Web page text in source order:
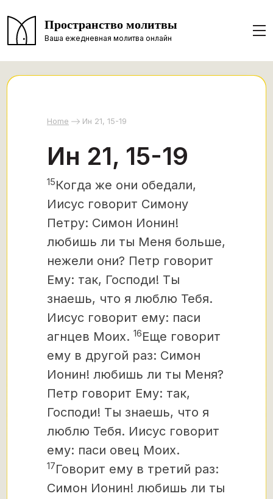
Пространство молитвы
Ваша ежедневная молитва онлайн
Home Ин 21, 15-19
Ин 21, 15-19
15Когда же они обедали,
Иисус говорит Симону
Петру: Симон Ионин!
любишь ли ты Меня больше,
нежели они? Петр говорит
Ему: так, Господи! Ты
знаешь, что я люблю Тебя.
Иисус говорит ему: паси
агнцев Моих. 16Еще говорит
ему в другой раз: Симон
Ионин! любишь ли ты Меня?
Петр говорит Ему: так,
Господи! Ты знаешь, что я
люблю Тебя. Иисус говорит
ему: паси овец Моих.
17Говорит ему в третий раз:
Симон Ионин! любишь ли ты